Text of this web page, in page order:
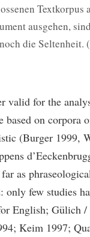
Textkorpus
ausgehen,
die Seltenheit.
valid for the
based on corpora
(Burger 1999,
as
few studies
English; Gülich
Keim 1997;